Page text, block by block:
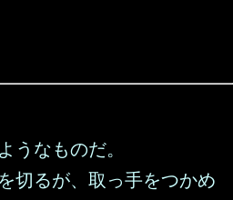
うなものだ。
切るが、取っ手をつかめ